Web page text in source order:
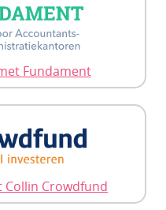
Fundament
Collin Crowdfund